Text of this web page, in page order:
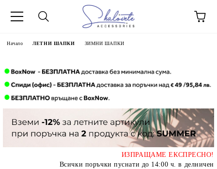
Начало ЛЕТНИ ШАПКИ ЗИМНИ ШАПКИ
ИЗПРАЩАМЕ ЕКСПРЕСНО!
Всички поръчки пуснати до 14:00 ч. в делничен